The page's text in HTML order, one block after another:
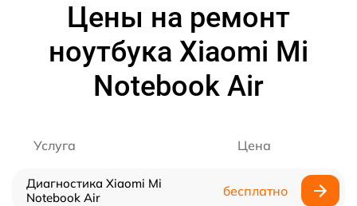
Цены на ремонт
ноутбука Xiaomi Mi
Notebook Air
Услуга Цена
Диагностика Xiaomi Mi
Notebook Air
бесплатно